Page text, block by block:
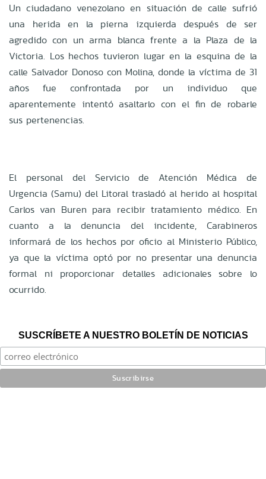
Un ciudadano venezolano en situación de calle sufrió
una herida en la pierna izquierda después de ser
agredido con un arma blanca frente a la Plaza de la
Victoria. Los hechos tuvieron lugar en la esquina de la
calle Salvador Donoso con Molina, donde la víctima de 31
años fue confrontada por un individuo que
aparentemente intentó asaltarlo con el fin de robarle
sus pertenencias.
El personal del Servicio de Atención Médica de
Urgencia (Samu) del Litoral trasladó al herido al hospital
Carlos van Buren para recibir tratamiento médico. En
cuanto a la denuncia del incidente, Carabineros
informará de los hechos por oficio al Ministerio Público,
ya que la víctima optó por no presentar una denuncia
formal ni proporcionar detalles adicionales sobre lo
ocurrido.
SUSCRÍBETE A NUESTRO BOLETÍN DE NOTICIAS